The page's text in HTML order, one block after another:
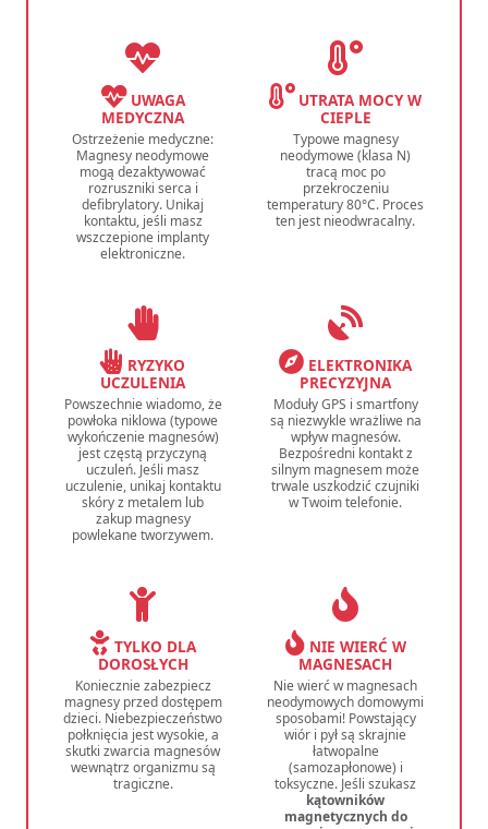
UWAGA
MEDYCZNA
Ostrzeżenie medyczne:
Magnesy neodymowe
mogą dezaktywować
rozruszniki serca i
defibrylatory. Unikaj
kontaktu, jeśli masz
wszczepione implanty
elektroniczne.
UTRATA MOCY W
CIEPLE
Typowe magnesy
neodymowe (klasa N)
tracą moc po
przekroczeniu
temperatury 80°C. Proces
ten jest nieodwracalny.
RYZYKO
UCZULENIA
Powszechnie wiadomo, że
powłoka niklowa (typowe
wykończenie magnesów)
jest częstą przyczyną
uczuleń. Jeśli masz
uczulenie, unikaj kontaktu
skóry z metalem lub
zakup magnesy
powlekane tworzywem.
ELEKTRONIKA
PRECYZYJNA
Moduły GPS i smartfony
są niezwykle wrażliwe na
wpływ magnesów.
Bezpośredni kontakt z
silnym magnesem może
trwale uszkodzić czujniki
w Twoim telefonie.
TYLKO DLA
DOROSŁYCH
Koniecznie zabezpiecz
magnesy przed dostępem
dzieci. Niebezpieczeństwo
połknięcia jest wysokie, a
skutki zwarcia magnesów
wewnątrz organizmu są
tragiczne.
NIE WIERĆ W
MAGNESACH
Nie wierć w magnesach
neodymowych domowymi
sposobami! Powstający
wiór i pył są skrajnie
łatwopalne
(samozapłonowe) i
toksyczne. Jeśli szukasz
kątowników
magnetycznych do